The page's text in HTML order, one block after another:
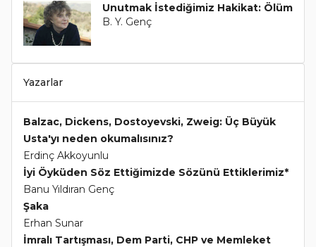
Unutmak İstediğimiz Hakikat: Ölüm
B. Y. Genç
Yazarlar
Balzac, Dickens, Dostoyevski, Zweig: Üç Büyük
Usta'yı neden okumalısınız?
Erdinç Akkoyunlu
İyi Öyküden Söz Ettiğimizde Sözünü Ettiklerimiz*
Banu Yıldıran Genç
Şaka
Erhan Sunar
İmralı Tartışması, Dem Parti, CHP ve Memleket